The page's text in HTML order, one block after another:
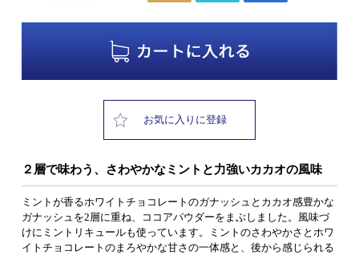
お気に入りに登録
２層で味わう、さわやかなミントと力強いカカオの風味
ミントが香るホワイトチョコレートのガナッシュとカカオ感豊かな
ガナッシュを2層に重ね、ココアパウダーをまぶしました。風味づ
けにミントリキュールも使っています。ミントのさわやかさとホワ
イトチョコレートのまろやかな甘さの一体感と、後から感じられる